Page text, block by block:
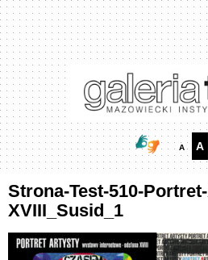
Skip
to
Content
Skip
to
navigation
A A
Strona-Test-510-
XVIII_Susid_1